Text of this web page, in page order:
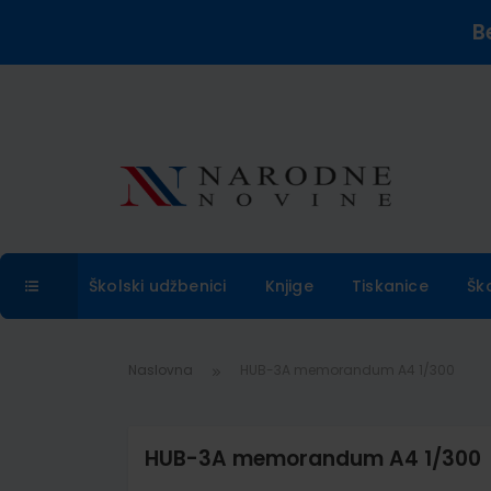
Školski udžbenici Knjige Tiskanice
Naslovna
HUB-3A memorandum A4 1/300